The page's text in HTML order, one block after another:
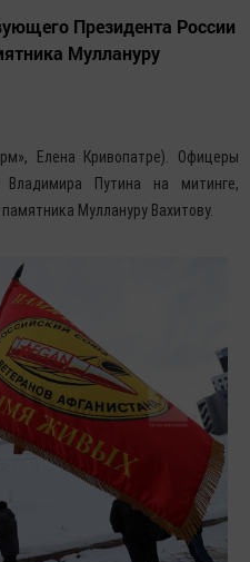
Президента России
Муллануру
Елена Кривопатре). Офицеры
Путина на митинге,
Муллануру Вахитову.